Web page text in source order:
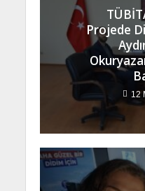
Projede
12